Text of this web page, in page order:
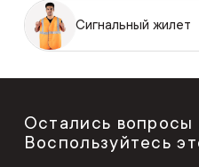
Сигнальный жилет
Остались вопросы
Воспользуйтесь